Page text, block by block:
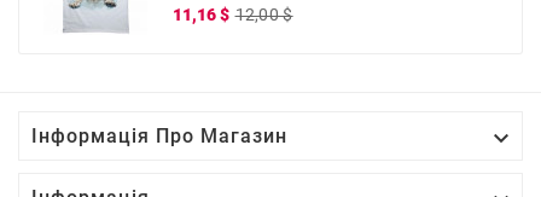
11,16 $ 12,00 $
Інформація Про Магазин 